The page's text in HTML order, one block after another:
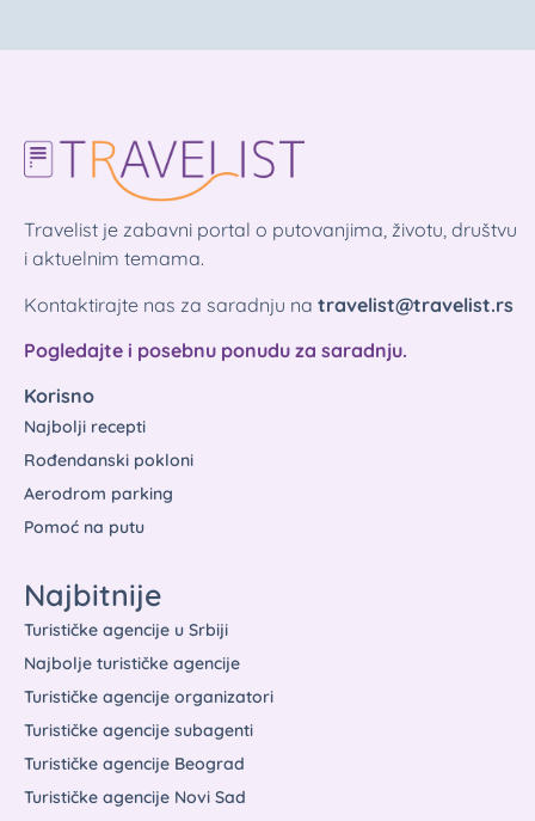
Travelist je zabavni portal o putovanjima, životu, društvu
i aktuelnim temama.
Kontaktirajte nas za saradnju na travelist@travelist.rs
Pogledajte i posebnu ponudu za saradnju.
Korisno
Najbolji recepti
Rođendanski pokloni
Aerodrom parking
Pomoć na putu
Najbitnije
Turističke agencije u Srbiji
Najbolje turističke agencije
Turističke agencije organizatori
Turističke agencije subagenti
Turističke agencije Beograd
Turističke agencije Novi Sad